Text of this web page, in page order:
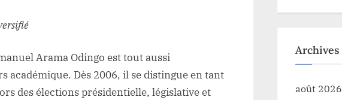
Arama Odingo est tout aussi
académique. Dès 2006, il se distingue en tant
des élections présidentielle, législative et
Archives
août 2026